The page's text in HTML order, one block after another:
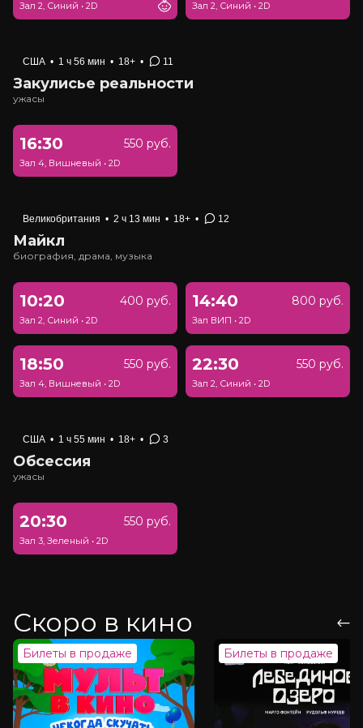
Зал 2, Синий • 2D Зал 2, Синий • 2D
США • 1 ч 56 мин • 18+ • 11
Закулисье реальности
ужасы
16:30 550 руб.
Зал 4, Вишневый • 2D
Великобритания • 2 ч 13 мин • 18+ • 12
Майкл
биография, драма, музыка
10:20 400 руб.
Зал 2, Синий • 2D
14:40 800 руб.
Зал ВИП • 2D
18:50 550 руб.
Зал 4, Вишневый • 2D
22:30 550 руб.
Зал 2, Синий • 2D
США • 1 ч 55 мин • 18+ • 3
Обсессия
ужасы
20:30 550 руб.
Зал 3, Зеленый • 2D
Скоро в кино
Билеты в продаже Билеты в продаже